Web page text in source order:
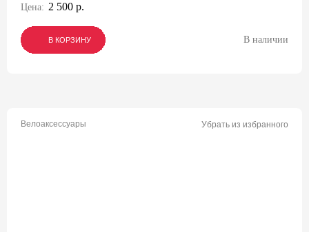
Цена: 2 500 р.
В КОРЗИНУ
В КОРЗИНУ
В КОРЗИНУ В наличии
Велоаксессуары Убрать из избранного